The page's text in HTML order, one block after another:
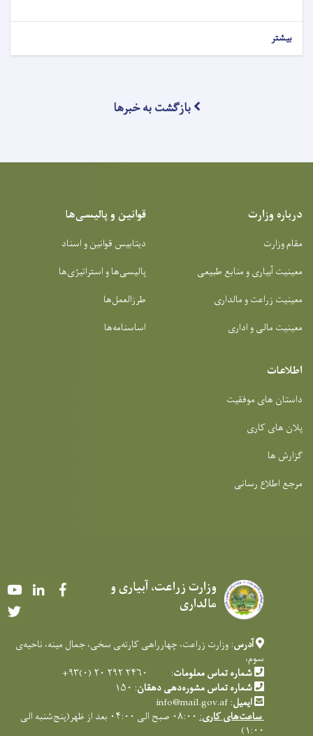
بیشتر
بازگشت به خبرها
درباره وزارت
مقام وزارت
معینیت آبیاری و منابع طبیعی
معینیت زراعت و مالداری
معینیت مالی و اداری
قوانین و پالیسی‌ها
دیتابیس قوانین و اسناد
پالیسی‌ها و استراتیژی‌ها
طرزالعمل‌ها
اساسنامه‌ها
اطلاعات
داستان های موفقیت
پلان های کاری
گزارش ها
مرجع اطلاع رسانی
وزارت زراعت، آبیاری و
مالداری
YoutubeLinkedIn
آدرس: وزارت زراعت، چهارراهی کارته‌‍ی سخی، جمال مینه، ناحیه‌ی
سوم،
شماره تماس معلومات: ۲۴۶۰ ۲۹۲ ۲۰ (۰)۹۳+
شماره تماس مشوره‌دهی دهقان: ۱۵۰
ایمیل:
info@mail.gov.af
ساعت‌های کاری:
۰۸:۰۰ صبح الی ۰۴:۰۰ بعد از ظهر(پنج‌شنبه الی
۱:۰۰)